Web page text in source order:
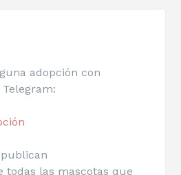
adopción con
publican
todas las mascotas que